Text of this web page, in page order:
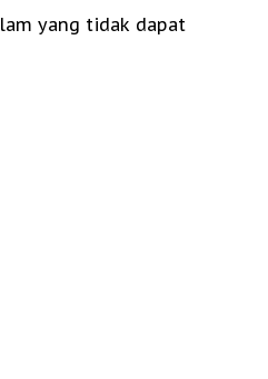
yang tidak dapat